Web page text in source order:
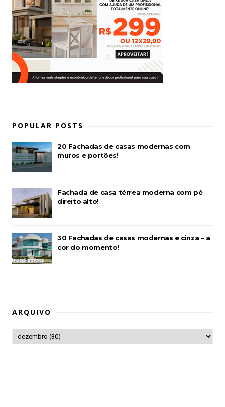
POPULAR POSTS
20 Fachadas de casas modernas com
muros e portões!
Fachada de casa térrea moderna com pé
direito alto!
30 Fachadas de casas modernas e cinza – a
cor do momento!
ARQUIVO